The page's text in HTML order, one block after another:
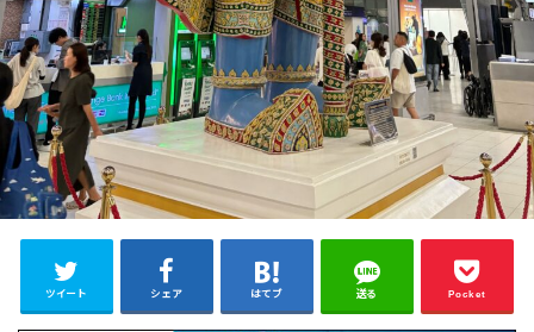
ツイート シェア はてブ 送る Pocket